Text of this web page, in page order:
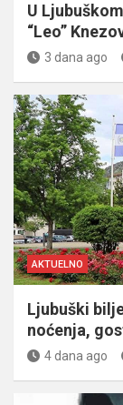
U
“Leo”
3 dana ago
AKTUELNO
Ljubuški
noćenja,
4 dana ago